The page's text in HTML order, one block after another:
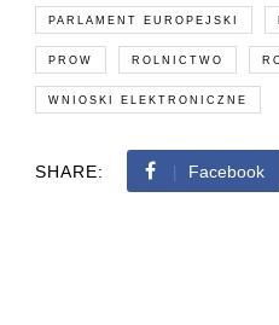
PARLAMENT EUROPEJSKI
PROW ROLNICTWO
WNIOSKI ELEKTRONICZNE
SHARE: Facebook